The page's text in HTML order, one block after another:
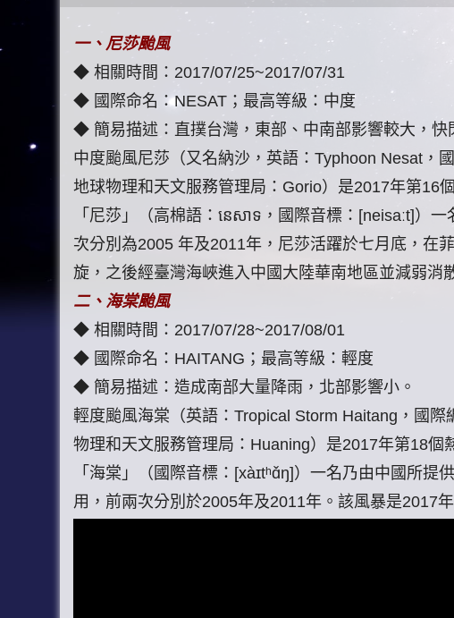
一、尼莎颱風
◆ 相關時間：2017/07/25~2017/07/31
◆ 國際命名：NESAT；最高等級：中度
◆ 簡易描述：直撲台灣，東部、中南部影響較大，快
中度颱風尼莎（又名納沙，英語：Typhoon Nesat，
地球物理和天文服務管理局：Gorio）是2017年第16
「尼莎」（高棉語：នេសាទ，國際音標：[neisaːt]）
次分別為2005 年及2011年，尼莎活躍於七月底，在
旋，之後經臺灣海峽進入中國大陸華南地區並減弱消
二、海棠颱風
◆ 相關時間：2017/07/28~2017/08/01
◆ 國際命名：HAITANG；最高等級：輕度
◆ 簡易描述：造成南部大量降雨，北部影響小。
輕度颱風海棠（英語：Tropical Storm Haitang，國
物理和天文服務管理局：Huaning）是2017年第18個
「海棠」（國際音標：[xàɪtʰɑ̌ŋ]）一名乃由中國所
用，前兩次分別於2005年及2011年。該風暴是2017